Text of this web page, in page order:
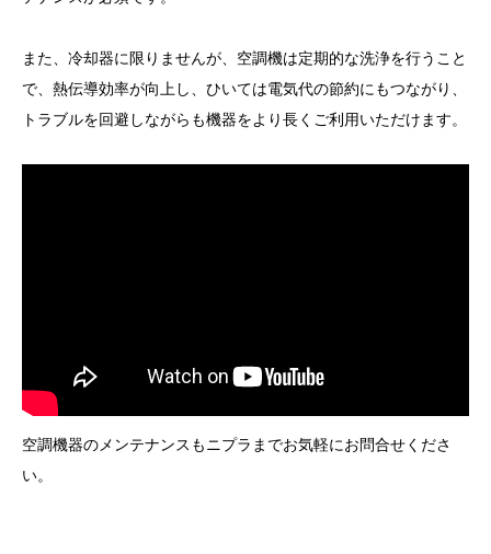
また、冷却器に限りませんが、空調機は定期的な洗浄を行うこと
で、熱伝導効率が向上し、ひいては電気代の節約にもつながり、
トラブルを回避しながらも機器をより長くご利用いただけます。
空調機器のメンテナンスもニプラまでお気軽にお問合せくださ
い。